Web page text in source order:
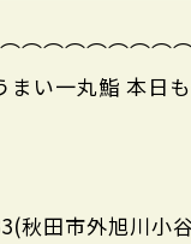
い一丸鮨 本日
秋田市外旭川小